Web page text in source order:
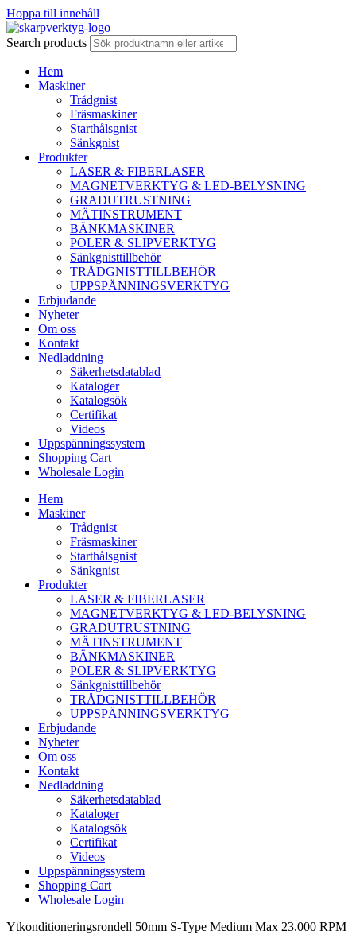
Hoppa till innehåll
Search products
Hem
Maskiner
Trådgnist
Fräsmaskiner
Starthålsgnist
Sänkgnist
Produkter
LASER & FIBERLASER
MAGNETVERKTYG & LED-BELYSNING
GRADUTRUSTNING
MÄTINSTRUMENT
BÄNKMASKINER
POLER & SLIPVERKTYG
Sänkgnisttillbehör
TRÅDGNISTTILLBEHÖR
UPPSPÄNNINGSVERKTYG
Erbjudande
Nyheter
Om oss
Kontakt
Nedladdning
Säkerhetsdatablad
Kataloger
Katalogsök
Certifikat
Videos
Uppspänningssystem
Shopping Cart
Wholesale Login
Hem
Maskiner
Trådgnist
Fräsmaskiner
Starthålsgnist
Sänkgnist
Produkter
LASER & FIBERLASER
MAGNETVERKTYG & LED-BELYSNING
GRADUTRUSTNING
MÄTINSTRUMENT
BÄNKMASKINER
POLER & SLIPVERKTYG
Sänkgnisttillbehör
TRÅDGNISTTILLBEHÖR
UPPSPÄNNINGSVERKTYG
Erbjudande
Nyheter
Om oss
Kontakt
Nedladdning
Säkerhetsdatablad
Kataloger
Katalogsök
Certifikat
Videos
Uppspänningssystem
Shopping Cart
Wholesale Login
Ytkonditioneringsrondell 50mm S-Type Medium Max 23.000 RPM